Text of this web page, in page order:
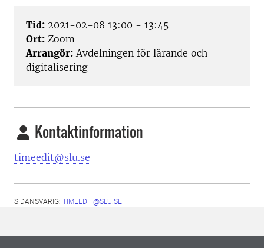
Tid: 2021-02-08 13:00 - 13:45
Ort: Zoom
Arrangör: Avdelningen för lärande och
digitalisering
Kontaktinformation
timeedit@slu.se
SIDANSVARIG: TIMEEDIT@SLU.SE